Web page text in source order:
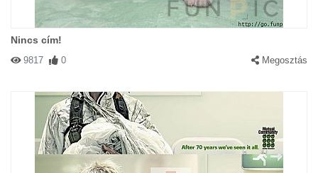
Nincs cím!
9817 0 Megosztás